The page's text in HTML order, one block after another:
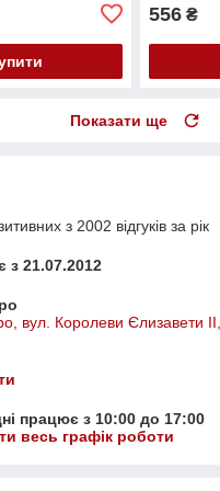
556 ₴
Показати ще
з 2002 відгуків за рік
з 21.07.2012
вул. Королеви Єлизавети
працює з 10:00 до 17:00
весь графік роботи